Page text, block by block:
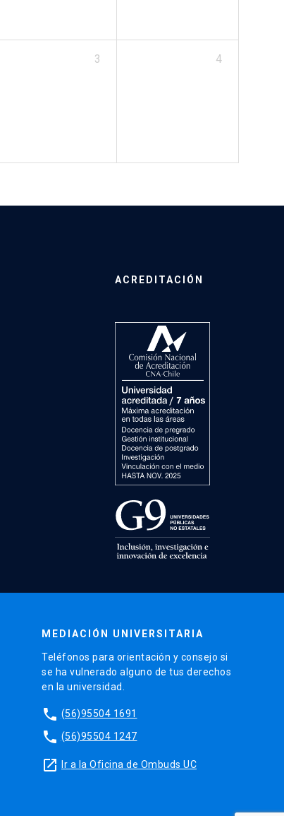
3 4
ACREDITACIÓN
MEDIACIÓN UNIVERSITARIA
Teléfonos para orientación y consejo si
se ha vulnerado alguno de tus derechos
en la universidad.
phone (56)95504 1691
phone (56)95504 1247
launch Ir a la Oficina de Ombuds UC